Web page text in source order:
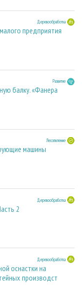
Деревообработка
предприятия
Развитие
балку. «Фанера
Лесопиление
машины
Деревообработка
2
Деревообработка
оснастки на
производст